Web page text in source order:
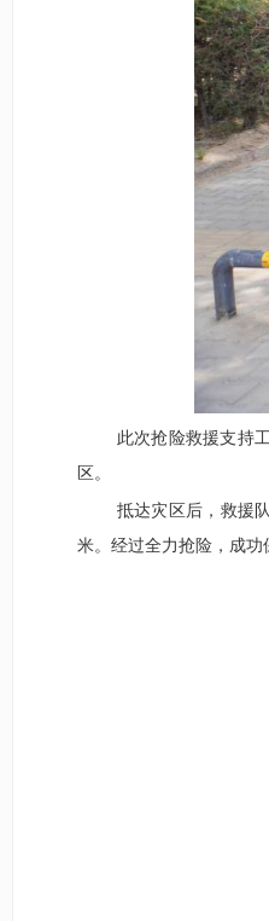
此次抢险救援支持
区。
抵达灾区后，救援
米。经过全力抢险，成功